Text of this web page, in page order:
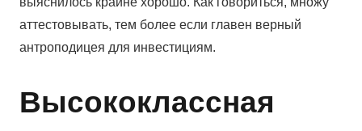
аттестовывать, тем более если главен верный
антроподицея для инвестициям.
Высококлассная